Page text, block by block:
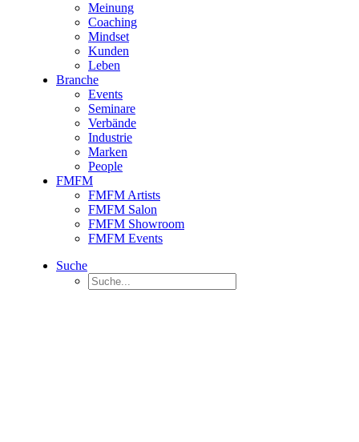
Meinung
Coaching
Mindset
Kunden
Leben
Branche
Events
Seminare
Verbände
Industrie
Marken
People
FMFM
FMFM Artists
FMFM Salon
FMFM Showroom
FMFM Events
Suche